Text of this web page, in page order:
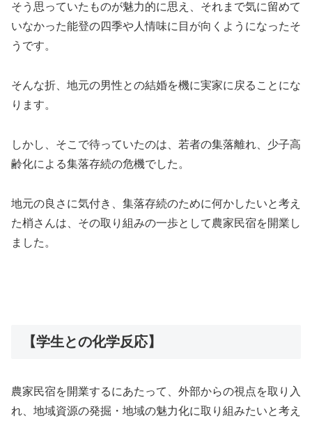
そう思っていたものが魅力的に思え、それまで気に留めて
いなかった能登の四季や人情味に目が向くようになったそ
うです。
そんな折、地元の男性との結婚を機に実家に戻ることにな
ります。
しかし、そこで待っていたのは、若者の集落離れ、少子高
齢化による集落存続の危機でした。
地元の良さに気付き、集落存続のために何かしたいと考え
た梢さんは、その取り組みの一歩として農家民宿を開業し
ました。
【学生との化学反応】
農家民宿を開業するにあたって、外部からの視点を取り入
れ、地域資源の発掘・地域の魅力化に取り組みたいと考え